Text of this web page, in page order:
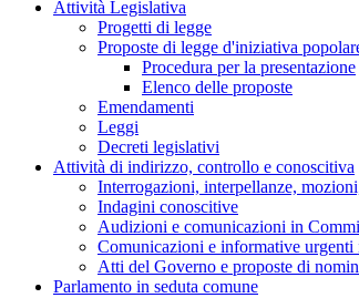
Attività Legislativa
Progetti di legge
Proposte di legge d'iniziativa
Procedura per la presentazione
Elenco delle proposte
Emendamenti
Leggi
Decreti legislativi
Attività di indirizzo, controllo e conoscitiva
Interrogazioni, interpellanze,
Indagini conoscitive
Audizioni e comunicazioni in
Comunicazioni e informative urgenti
Atti del Governo e proposte di
Parlamento in seduta comune